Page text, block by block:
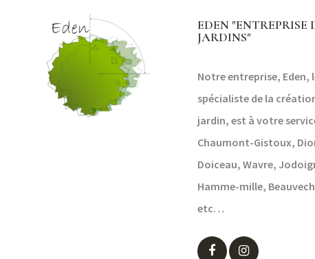
EDEN "ENTREPRISE
JARDINS"
Notre entreprise, Eden,
spécialiste de la
jardin, est à votre
Chaumont-Gistoux,
Doiceau, Wavre,
Hamme-mille,
etc…